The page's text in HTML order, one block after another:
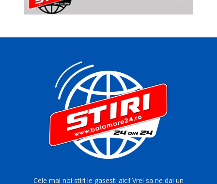
Cele mai noi stiri le gasesti aici! Vrei sa ne dai un